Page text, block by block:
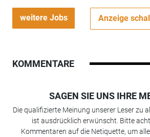
weitere Jobs Anzeige
KOMMENTARE
SAGEN SIE UNS IHRE
Die qualifizierte Meinung unserer Leser zu
ist ausdrücklich erwünscht. Bitte
Kommentaren auf die Netiquette, um